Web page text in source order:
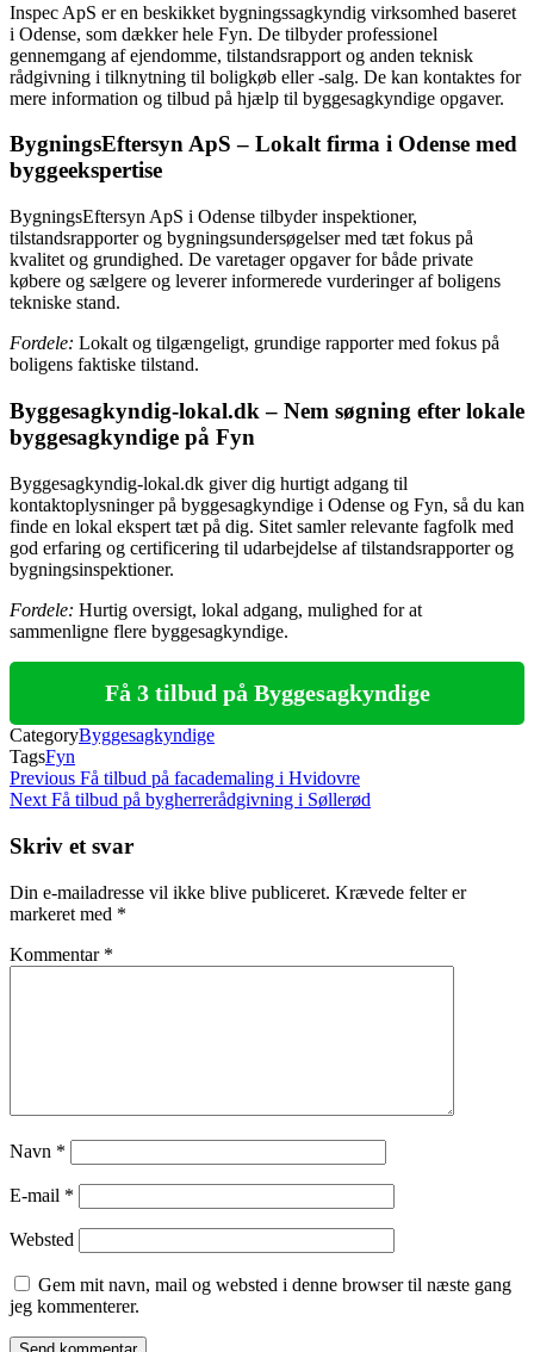
Inspec ApS er en beskikket bygningssagkyndig virksomhed baseret
i Odense, som dækker hele Fyn. De tilbyder professionel
gennemgang af ejendomme, tilstandsrapport og anden teknisk
rådgivning i tilknytning til boligkøb eller -salg. De kan kontaktes for
mere information og tilbud på hjælp til byggesagkyndige opgaver.
BygningsEftersyn ApS – Lokalt firma i Odense med
byggeekspertise
BygningsEftersyn ApS i Odense tilbyder inspektioner,
tilstandsrapporter og bygningsundersøgelser med tæt fokus på
kvalitet og grundighed. De varetager opgaver for både private
købere og sælgere og leverer informerede vurderinger af boligens
tekniske stand.
Fordele: Lokalt og tilgængeligt, grundige rapporter med fokus på
boligens faktiske tilstand.
Byggesagkyndig-lokal.dk – Nem søgning efter lokale
byggesagkyndige på Fyn
Byggesagkyndig-lokal.dk giver dig hurtigt adgang til
kontaktoplysninger på byggesagkyndige i Odense og Fyn, så du kan
finde en lokal ekspert tæt på dig. Sitet samler relevante fagfolk med
god erfaring og certificering til udarbejdelse af tilstandsrapporter og
bygningsinspektioner.
Fordele: Hurtig oversigt, lokal adgang, mulighed for at
sammenligne flere byggesagkyndige.
Få 3 tilbud på Byggesagkyndige
CategoryByggesagkyndige
TagsFyn
Indlægsnavigation
Previous
Post
Previous Få tilbud på facademaling i Hvidovre
Next
Next Få tilbud på bygherrerådgivning i Søllerød
Skriv et svar
Din e-mailadresse vil ikke blive publiceret. Krævede felter er
markeret med *
Kommentar *
Navn *
E-mail *
Websted
Gem mit navn, mail og websted i denne browser til næste gang
jeg kommenterer.